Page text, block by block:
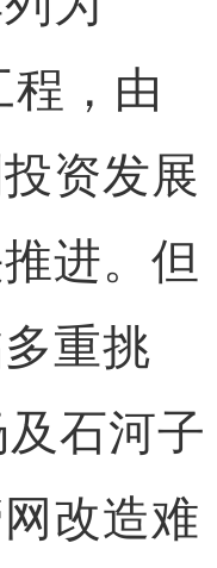
程，由
资发展
进。但
重挑
石河子
改造难